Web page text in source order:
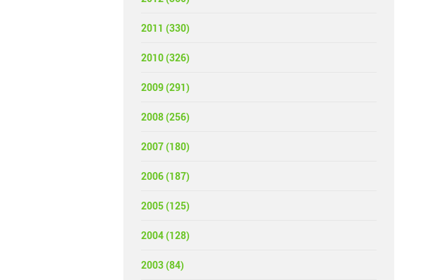
2011 (330)
2010 (326)
2009 (291)
2008 (256)
2007 (180)
2006 (187)
2005 (125)
2004 (128)
2003 (84)